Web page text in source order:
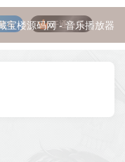
布 开通会员